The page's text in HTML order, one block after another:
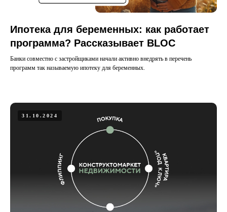
Ипотека для беременных: как работает
программа? Рассказывает BLOC
Банки совместно с застройщиками начали активно внедрять в перечень
программ так называемую ипотеку для беременных.
31.10.2024